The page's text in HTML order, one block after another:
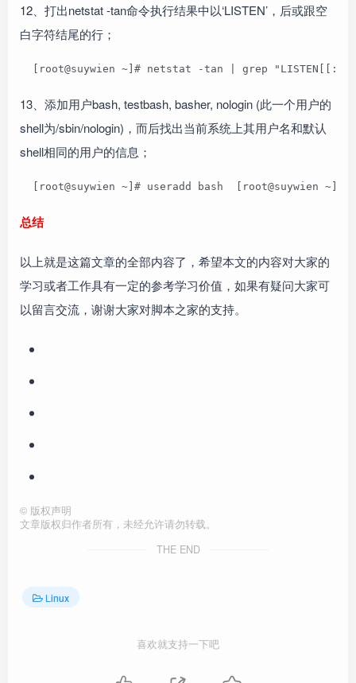
12、打出netstat -tan命令执行结果中以‘LISTEN’，后或跟空
白字符结尾的行；
[root@suywien ~]# netstat -tan | grep
13、添加用户bash, testbash, basher, nologin (此一个用户的
shell为/sbin/nologin)，而后找出当前系统上其用户名和默认
shell相同的用户的信息；
[root@suywien ~]# useradd bash  [root@suywien ~]#
总结
以上就是这篇文章的全部内容了，希望本文的内容对大家的
学习或者工作具有一定的参考学习价值，如果有疑问大家可
以留言交流，谢谢大家对脚本之家的支持。
© 版权声明
文章版权归作者所有，未经允许请勿转载。
THE END
Linux
喜欢就支持一下吧